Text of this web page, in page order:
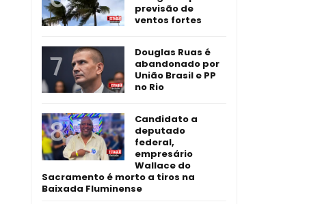
previsão de
ventos fortes
Douglas Ruas é
abandonado por
União Brasil e PP
no Rio
Candidato a
deputado
federal,
empresário
Wallace do
Sacramento é morto a tiros na
Baixada Fluminense